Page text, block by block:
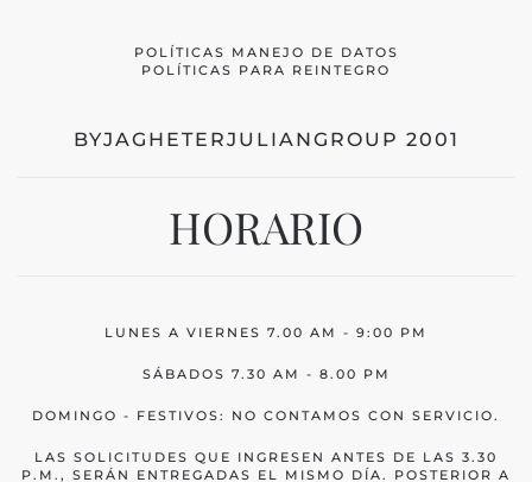
POLÍTICAS MANEJO DE DATOS
POLÍTICAS PARA REINTEGRO
BYJAGHETERJULIANGROUP 2001
HORARIO
LUNES A VIERNES 7.00 AM - 9:00 PM
SÁBADOS 7.30 AM - 8.00 PM
DOMINGO - FESTIVOS: NO CONTAMOS CON SERVICIO.
LAS SOLICITUDES QUE INGRESEN ANTES DE LAS 3.30
P.M., SERÁN ENTREGADAS EL MISMO DÍA. POSTERIOR A